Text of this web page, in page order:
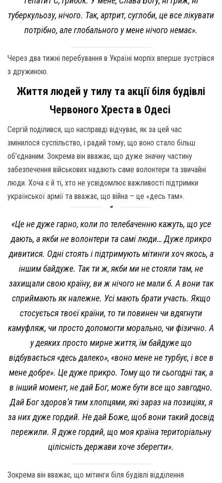
туберкульозу, нічого. Так, артрит, суглоби, це все лікувати
потрібно, але глобального у мене нічого немає».
Через два тижні перебування в Україні морпіх вперше зустрівся
з дружиною.
Життя людей у тилу та акції біля будівлі
Червоного Хреста в Одесі
Сергій поділився, що насправді відчуває, як за цей час
змінилося суспільство, і радий тому, що воно стало більш
об’єднаним. Зокрема він вважає, що дуже значну частину
забезпечення військових надають саме волонтери та звичайні
люди. Хоча є й ті, хто не усвідомлює важливості підтримки
української армії та вважає, що війна – це «десь там».
«Це не дуже гарно, коли по телебаченню кажуть, що усе
дають, а якби не волонтери та самі люди… Дуже прикро
дивитися. Одні стоять і підтримують мітинги хоч якось, а
іншим байдуже. Так ти ж, якби ми не стояли там, не
захищали свою країну, ви ж нічого не мали б. А вони так
сприймають як належне. Усі мають брати участь. Якщо
стосується твоєї країни, то ти повинен чи вдягнути
камуфляж, чи просто допомогти морально, чи фізично. А
у деяких просто мирне життя, їм байдуже що
відбувається «десь далеко», «воно мене не турбує, і все в
мене добре». Це дуже прикро. Тому що ти сьогодні так, а
в інший момент, не дай Бог, може бути все що завгодно.
Дай Бог здоров’я тим хлопцями, які зараз на позиціях, я
за них дуже гордий. Не дай Боже, щоб вони такий досвід
пережили. Я дуже гордий, що моя країна територіальну
цілісність держави хоче зберегти».
Зокрема він вважає, що мітинги біля будівлі відділення